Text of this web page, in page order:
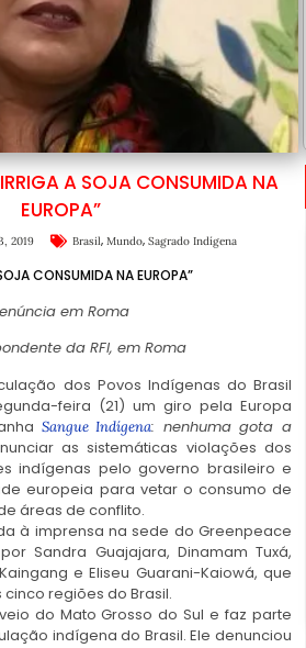
A SOJA CONSUMIDA NA
EUROPA”
2019 Brasil, Mundo, Sagrado Indígena
CONSUMIDA NA EUROPA”
em Roma
da RFI, em Roma
dos Povos Indígenas do Brasil
feira (21) um giro pela Europa
Sangue Indígena: nenhuma gota a
as sistemáticas violações dos
indígenas pelo governo brasileiro e
europeia para vetar o consumo de
áreas de conflito.
à imprensa na sede do Greenpeace
Sandra Guajajara, Dinamam Tuxá,
e Eliseu Guarani-Kaiowá, que
regiões do Brasil.
do Mato Grosso do Sul e faz parte
indígena do Brasil. Ele denunciou